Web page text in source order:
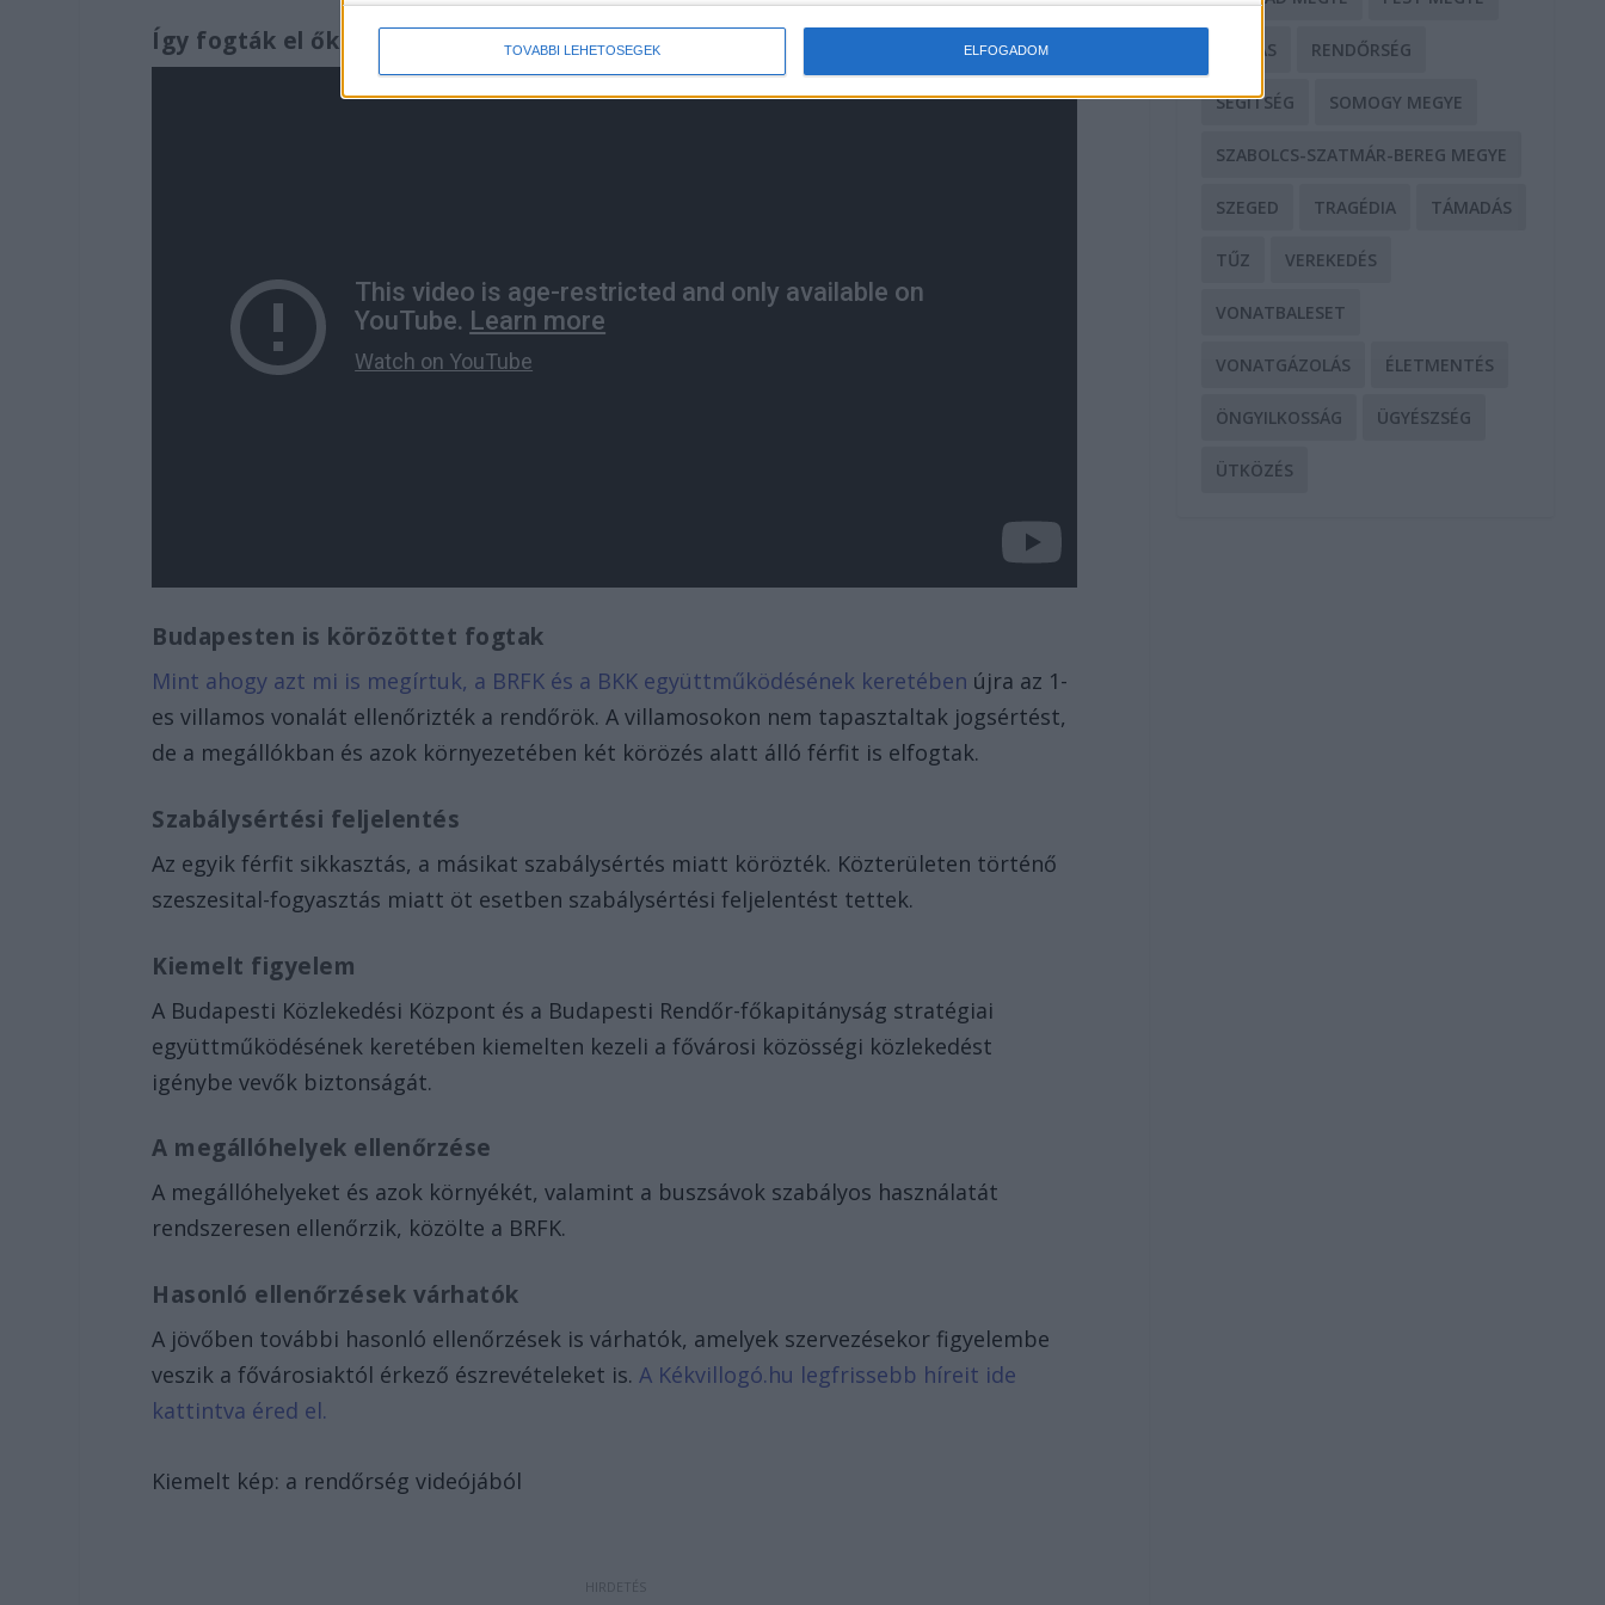
TOVÁBBI LEHETŐSÉGEK ELFOGADOM
Így fogták el őket
Budapesten is körözöttet fogtak
Mint ahogy azt mi is megírtuk, a BRFK és a BKK együttműködésének keretében újra az 1-
es villamos vonalát ellenőrizték a rendőrök. A villamosokon nem tapasztaltak jogsértést,
de a megállókban és azok környezetében két körözés alatt álló férfit is elfogtak.
Szabálysértési feljelentés
Az egyik férfit sikkasztás, a másikat szabálysértés miatt körözték. Közterületen történő
szeszesital-fogyasztás miatt öt esetben szabálysértési feljelentést tettek.
Kiemelt figyelem
A Budapesti Közlekedési Központ és a Budapesti Rendőr-főkapitányság stratégiai
együttműködésének keretében kiemelten kezeli a fővárosi közösségi közlekedést
igénybe vevők biztonságát.
A megállóhelyek ellenőrzése
A megállóhelyeket és azok környékét, valamint a buszsávok szabályos használatát
rendszeresen ellenőrzik, közölte a BRFK.
Hasonló ellenőrzések várhatók
A jövőben további hasonló ellenőrzések is várhatók, amelyek szervezésekor figyelembe
veszik a fővárosiaktól érkező észrevételeket is.A Kékvillogó.hu legfrissebb híreit ide
kattintva éred el.
Kiemelt kép: a rendőrség videójából
RABLÁS RENDŐRSÉG
SEGÍTSÉG SOMOGY MEGYE
SZABOLCS-SZATMÁR-BEREG MEGYE
SZEGED TRAGÉDIA TÁMADÁS
TŰZ VEREKEDÉS
VONATBALESET
VONATGÁZOLÁS ÉLETMENTÉS
ÖNGYILKOSSÁG ÜGYÉSZSÉG
ÜTKÖZÉS